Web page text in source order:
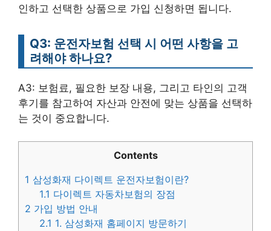
인하고 선택한 상품으로 가입 신청하면 됩니다.
Q3: 운전자보험 선택 시 어떤 사항을 고
려해야 하나요?
A3: 보험료, 필요한 보장 내용, 그리고 타인의 고객
후기를 참고하여 자산과 안전에 맞는 상품을 선택하
는 것이 중요합니다.
Contents
1 삼성화재 다이렉트 운전자보험이란?
1.1 다이렉트 자동차보험의 장점
2 가입 방법 안내
2.1 1. 삼성화재 홈페이지 방문하기